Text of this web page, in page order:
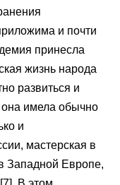
и почти
принесла
жизнь народа
развиться и
она имела обычно
и
мастерская в
Западной Европе,